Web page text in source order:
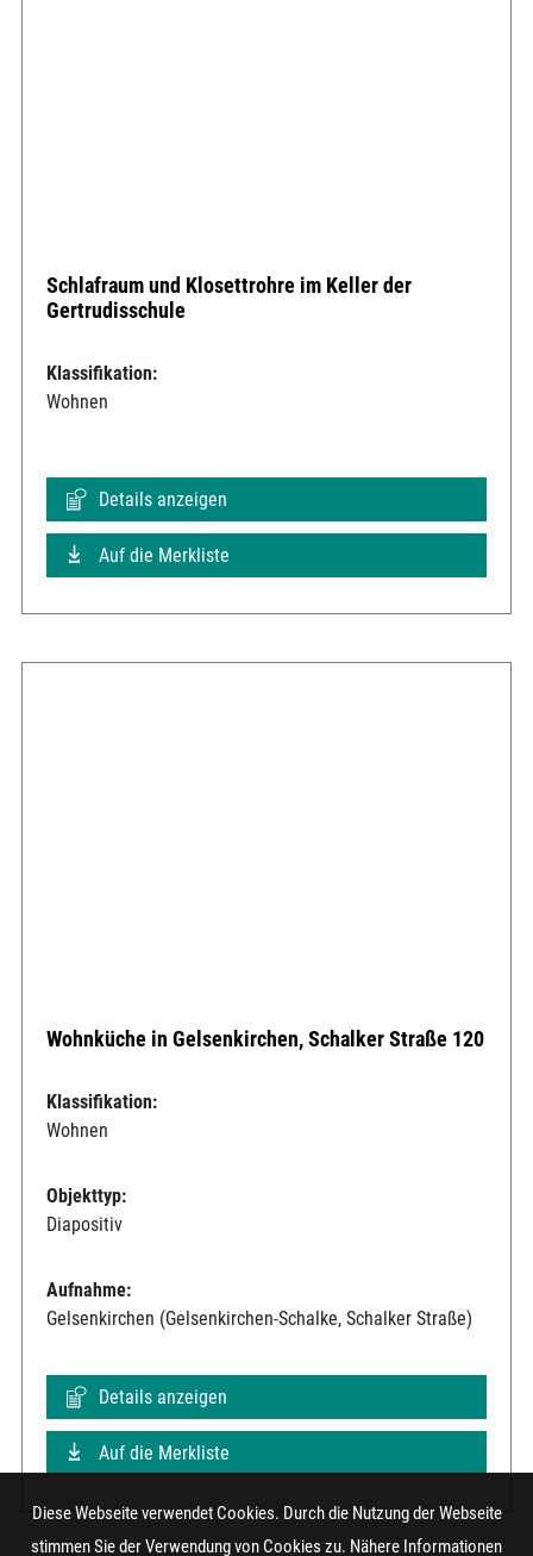
Schlafraum und Klosettrohre im Keller der
Gertrudisschule
Klassifikation:
Wohnen
Details anzeigen
Auf die Merkliste
Wohnküche in Gelsenkirchen, Schalker Straße 120
Klassifikation:
Wohnen
Objekttyp:
Diapositiv
Aufnahme:
Gelsenkirchen (Gelsenkirchen-Schalke, Schalker Straße)
Details anzeigen
Auf die Merkliste
Diese Webseite verwendet Cookies. Durch die Nutzung der Webseite
stimmen Sie der Verwendung von Cookies zu. Nähere Informationen